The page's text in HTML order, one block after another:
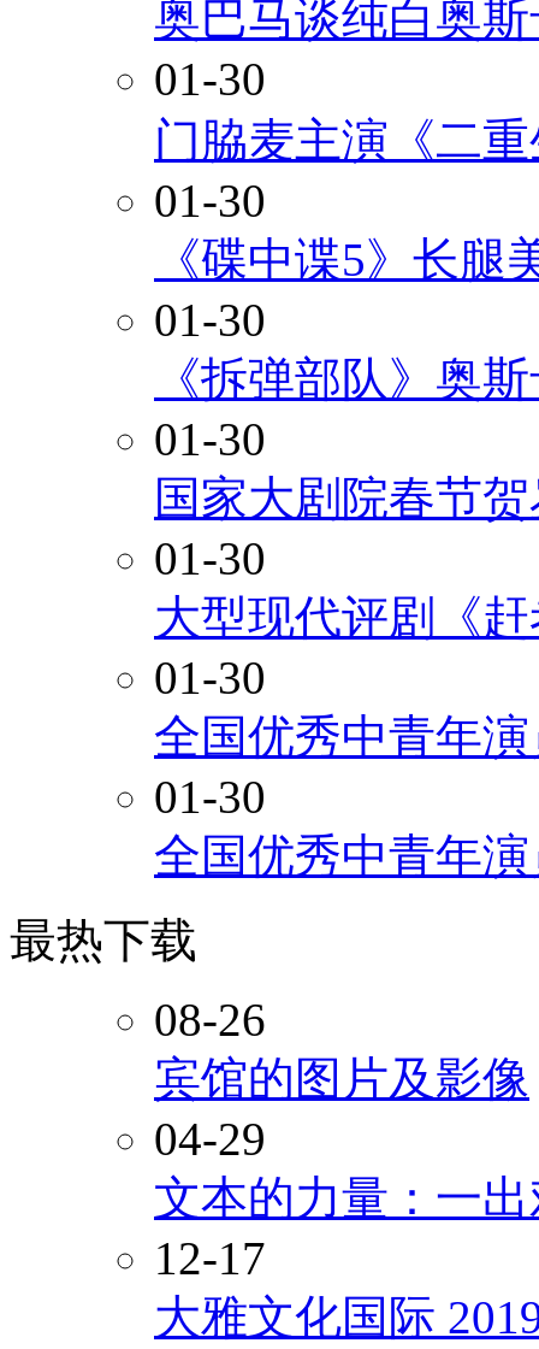
奥巴马谈纯白奥
01-30
门脇麦主演《二
01-30
《碟中谍5》长腿
01-30
《拆弹部队》奥
01-30
国家大剧院春节
01-30
大型现代评剧《
01-30
全国优秀中青年
01-30
全国优秀中青年
最热下载
08-26
宾馆的图片及影像
04-29
文本的力量：一
12-17
大雅文化国际